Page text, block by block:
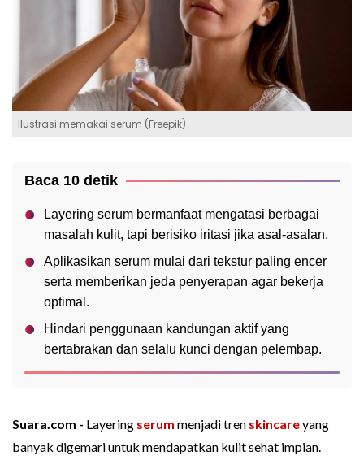
Ilustrasi memakai serum (Freepik)
Baca 10 detik
Layering serum bermanfaat mengatasi berbagai
masalah kulit, tapi berisiko iritasi jika asal-asalan.
Aplikasikan serum mulai dari tekstur paling encer
serta memberikan jeda penyerapan agar bekerja
optimal.
Hindari penggunaan kandungan aktif yang
bertabrakan dan selalu kunci dengan pelembap.
Suara.com - Layering serum menjadi tren skincareyang
banyak digemari untuk mendapatkan kulit sehat impian.